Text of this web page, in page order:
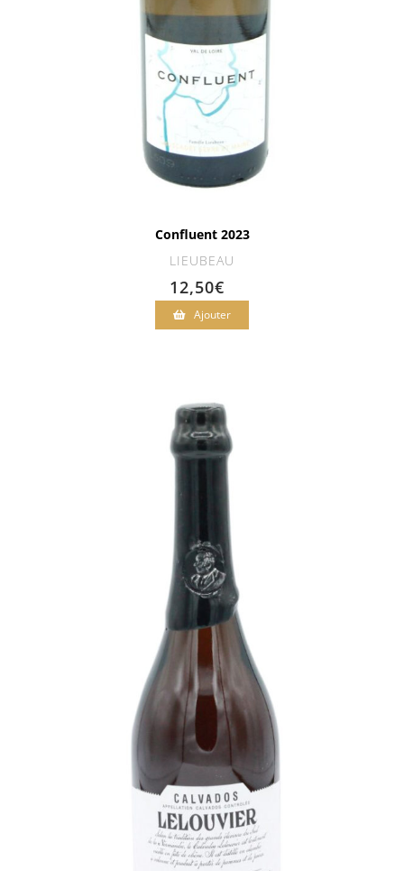
Confluent 2023
LIEUBEAU
12,50€
Ajouter